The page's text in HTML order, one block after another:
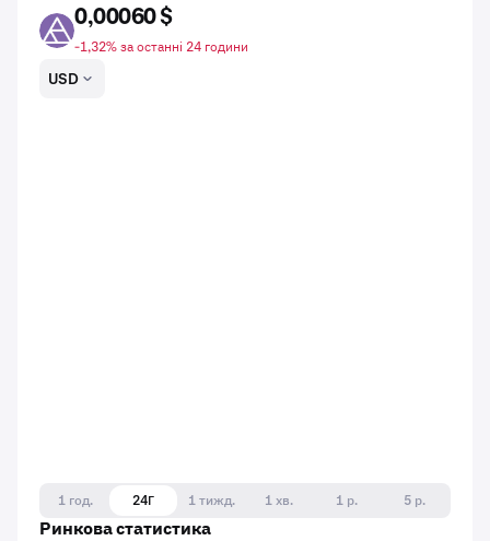
KAN
0,00060 $
-1,32% за останні 24 години
USD
1 год. 24Г 1 тижд. 1 хв. 1 р.
5 р.
Ринкова статистика